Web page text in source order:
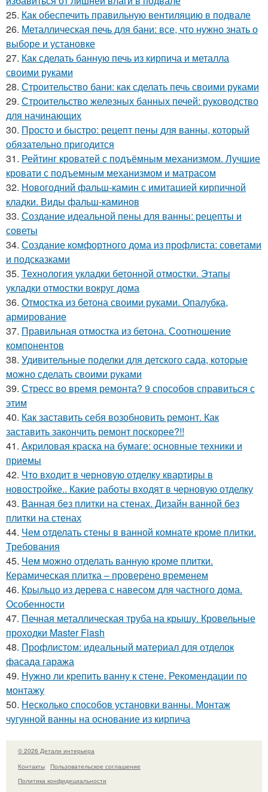
25. Как обеспечить правильную вентиляцию в подвале
26. Металлическая печь для бани: все, что нужно знать о
выборе и установке
27. Как сделать банную печь из кирпича и металла
своими руками
28. Строительство бани: как сделать печь своими руками
29. Строительство железных банных печей: руководство
для начинающих
30. Просто и быстро: рецепт пены для ванны, который
обязательно пригодится
31. Рейтинг кроватей с подъёмным механизмом. Лучшие
кровати с подъемным механизмом и матрасом
32. Новогодний фальш-камин с имитацией кирпичной
кладки. Виды фальш-каминов
33. Создание идеальной пены для ванны: рецепты и
советы
34. Создание комфортного дома из профлиста: советами
и подсказками
35. Технология укладки бетонной отмостки. Этапы
укладки отмостки вокруг дома
36. Отмостка из бетона своими руками. Опалубка,
армирование
37. Правильная отмостка из бетона. Соотношение
компонентов
38. Удивительные поделки для детского сада, которые
можно сделать своими руками
39. Стресс во время ремонта? 9 способов справиться с
этим
40. Как заставить себя возобновить ремонт. Как
заставить закончить ремонт поскорее?!!
41. Акриловая краска на бумаге: основные техники и
приемы
42. Что входит в черновую отделку квартиры в
новостройке.. Какие работы входят в черновую отделку
43. Ванная без плитки на стенах. Дизайн ванной без
плитки на стенах
44. Чем отделать стены в ванной комнате кроме плитки.
Требования
45. Чем можно отделать ванную кроме плитки.
Керамическая плитка – проверено временем
46. Крыльцо из дерева с навесом для частного дома.
Особенности
47. Печная металлическая труба на крышу. Кровельные
проходки Master Flash
48. Профлистом: идеальный материал для отделок
фасада гаража
49. Нужно ли крепить ванну к стене. Рекомендации по
монтажу
50. Несколько способов установки ванны. Монтаж
чугунной ванны на основание из кирпича
© 2026 Детали интерьера
Контакты
Пользовательское соглашение
Политика конфидециальности